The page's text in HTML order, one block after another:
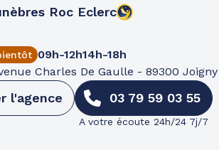
Roc Eclerc
09h-12h14h-18h
Charles De Gaulle - 89300 Joigny
l'agence 03 79 59 03 55
A votre écoute 24h/24 7j/7